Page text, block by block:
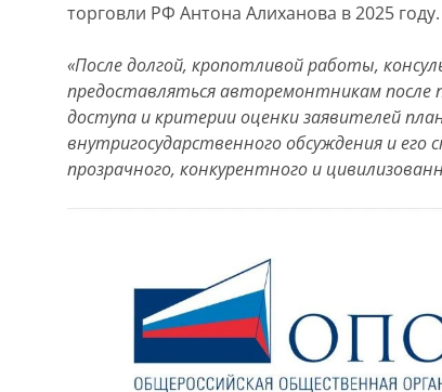
торговли РФ Антона Алиханова в 2025 году.
«После долгой, кропотливой работы,
предоставляться авторемонтникам
доступа и критерии оценки заявителей
внутригосударственного обсуждения и
прозрачного, конкурентного и